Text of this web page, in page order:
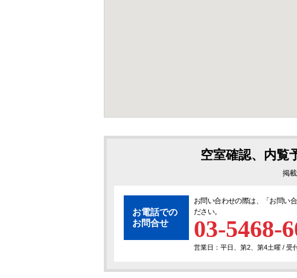
空室確認、内覧
掲
お電話での
お問合せ
お問い合わせの際は、「 お問い
ださい。
03-5468-
営業日：平日、第2、第4土曜 / 受